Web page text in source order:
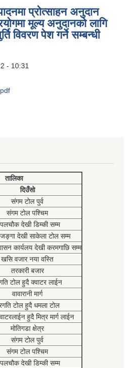
प्रोत्साहन अनुदान
मूल्य अनुदानको लागि
विवरण पेश गर्ने सम्बन्धी
- 10:31
तालिका
दिउँसो
संगम टोल पुर्व
संगम टोल पश्चिम
देखी डिम्की सम्म
देखी साकेला टोल सम्म
कार्यलय देखी करमगाछि सम्म
खसि वजार नया वस्ति
तरकारी बजार
टोल हुदै क्वाटर लाईन
वावारानी मार्ग
टोल हुदै धमला टोल
हुदै मित्र मार्ग लाईन
मोतिगडा क्षेत्र
संगम टोल पुर्व
संगम टोल पश्चिम
देखी डिम्की सम्म